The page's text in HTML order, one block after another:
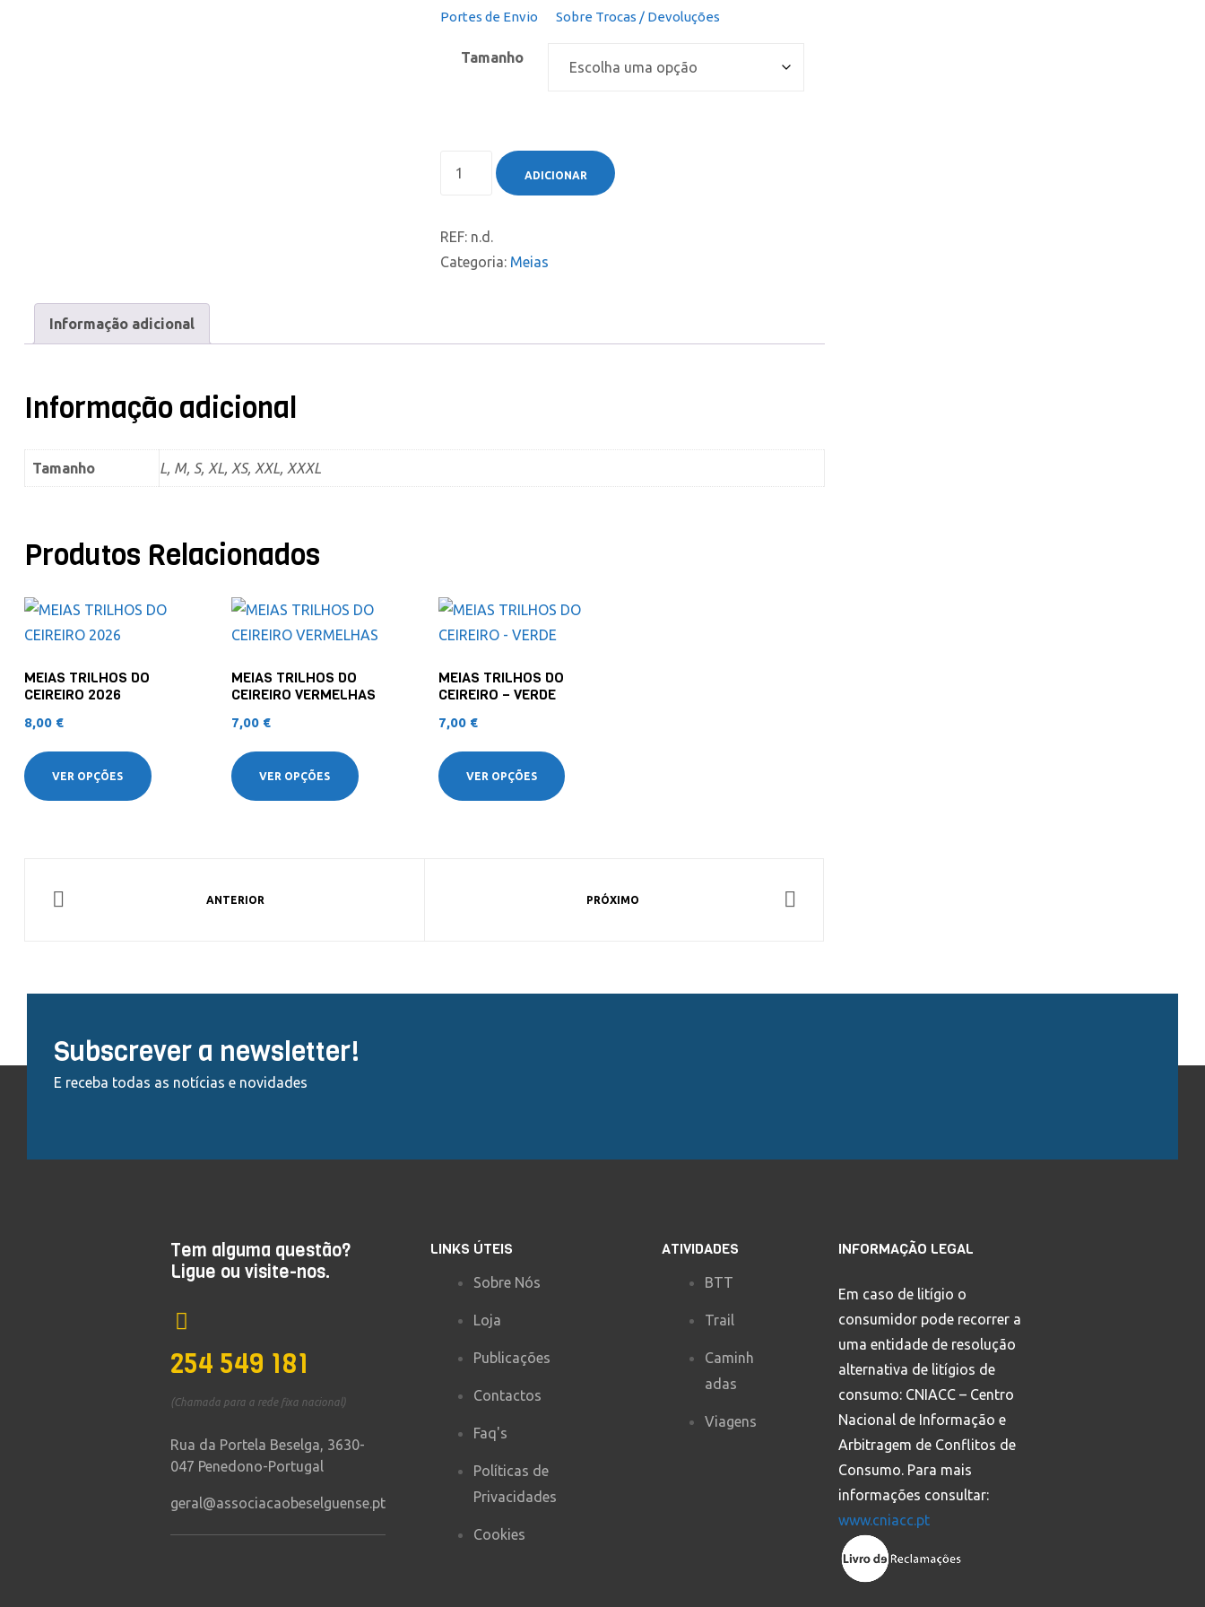
Portes de Envio Sobre Trocas / Devoluções
Tamanho
ADICIONAR
REF: n.d.
Categoria: Meias
Informação adicional
Informação adicional
Tamanho L, M, S, XL, XS, XXL, XXXL
Produtos Relacionados
MEIAS TRILHOS DO
CEIREIRO 2026
8,00 €
VER OPÇÕES
MEIAS TRILHOS DO
CEIREIRO VERMELHAS
7,00 €
VER OPÇÕES
MEIAS TRILHOS DO
CEIREIRO – VERDE
7,00 €
VER OPÇÕES
ANTERIOR PRÓXIMO
Subscrever a newsletter!
E receba todas as notícias e novidades
Tem alguma questão?
Ligue ou visite-nos.
254 549 181
(Chamada para a rede fixa nacional)
Rua da Portela Beselga, 3630-
047 Penedono-Portugal
geral@associacaobeselguense.pt
LINKS ÚTEIS
Sobre Nós
Loja
Publicações
Contactos
Faq's
Políticas de
Privacidades
Cookies
ATIVIDADES
BTT
Trail
Caminh
adas
Viagens
INFORMAÇÃO LEGAL
Em caso de litígio o
consumidor pode recorrer a
uma entidade de resolução
alternativa de litígios de
consumo: CNIACC – Centro
Nacional de Informação e
Arbitragem de Conflitos de
Consumo. Para mais
informações consultar:
www.cniacc.pt